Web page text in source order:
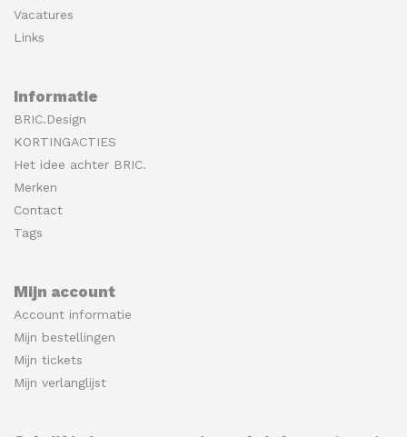
Vacatures
Links
Informatie
BRIC.Design
KORTINGACTIES
Het idee achter BRIC.
Merken
Contact
Tags
Mijn account
Account informatie
Mijn bestellingen
Mijn tickets
Mijn verlanglijst